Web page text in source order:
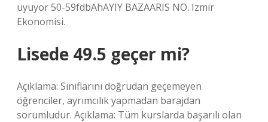
uyuyor 50-59fdbAhAYIY BAZAARIS NO. Izmir
Ekonomisi.
Lisede 49.5 geçer mi?
Açıklama: Sınıflarını doğrudan geçemeyen
öğrenciler, ayrımcılık yapmadan barajdan
sorumludur. Açıklama: Tüm kurslarda başarılı olan